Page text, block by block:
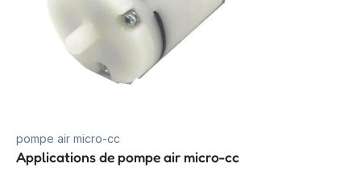
pompe air micro-cc
Applications de pompe air micro-cc